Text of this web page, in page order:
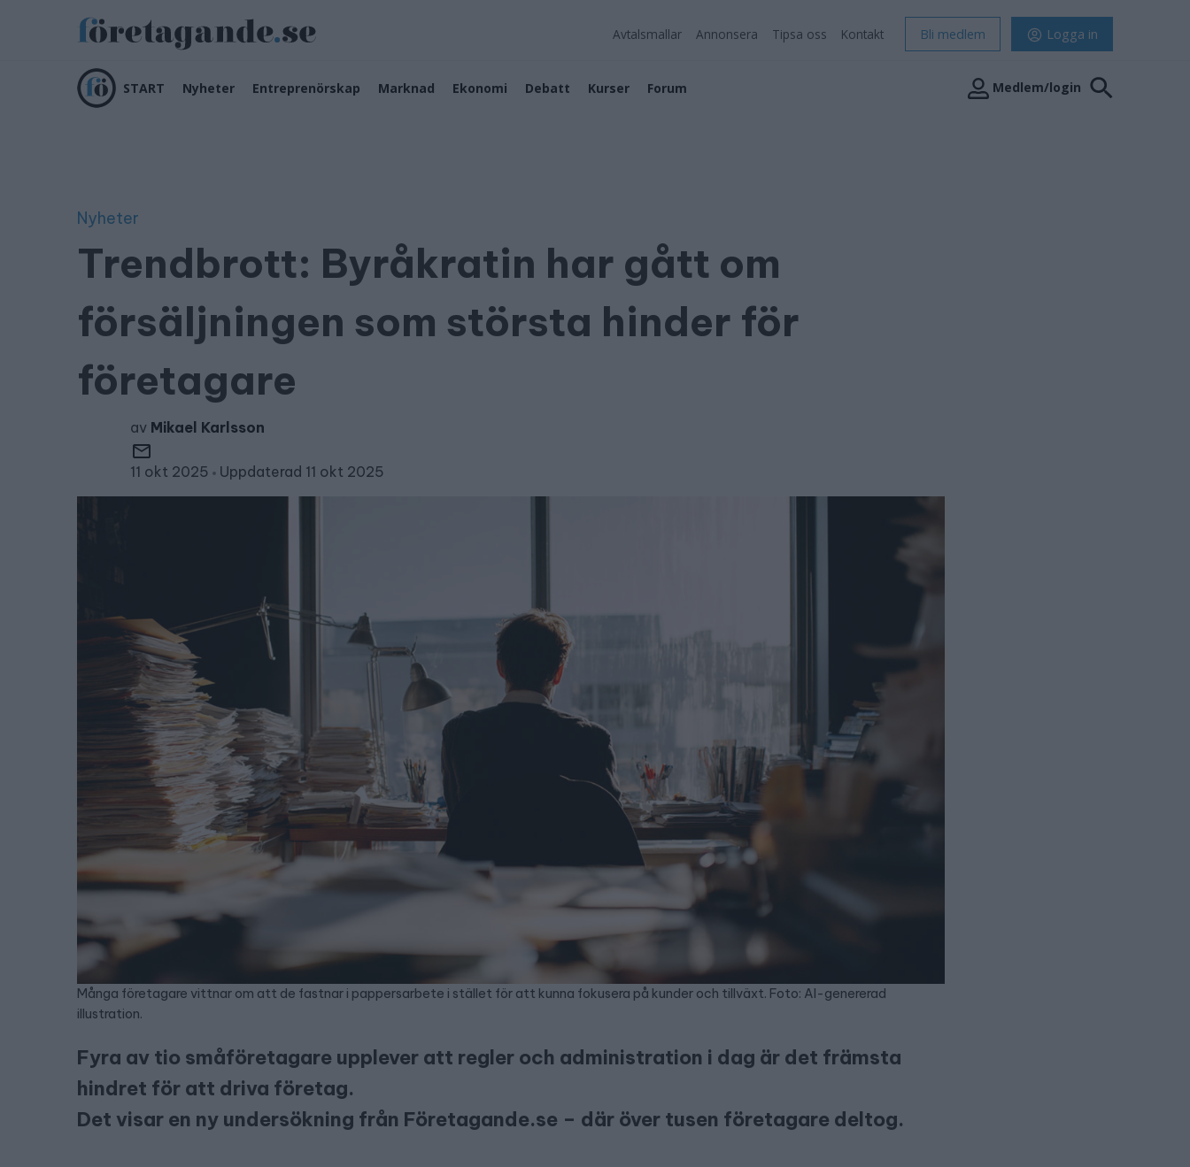
Avtalsmallar Annonsera Tipsa oss Kontakt Bli medlem Logga in
START Nyheter Entreprenörskap Marknad Ekonomi Debatt Kurser Forum Medlem/login
Nyheter
Trendbrott: Byråkratin har gått om
försäljningen som största hinder för
företagare
av Mikael Karlsson
11 okt 2025 Uppdaterad 11 okt 2025
Många företagare vittnar om att de fastnar i pappersarbete i stället för att kunna fokusera på kunder och tillväxt. Foto: AI-genererad
illustration.
Fyra av tio småföretagare upplever att regler och administration i dag är det främsta
hindret för att driva företag.
Det visar en ny undersökning från Företagande.se – där över tusen företagare deltog.